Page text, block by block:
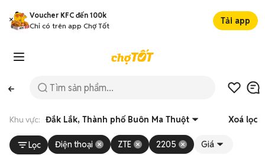
Voucher KFC đến 100k
Chỉ có trên app Chợ Tốt
Tải app
Khu vực: Đắk Lắk, Thành phố Buôn Ma Thuột Xoá lọc
Lọc Điện thoại ZTE 2205 Giá